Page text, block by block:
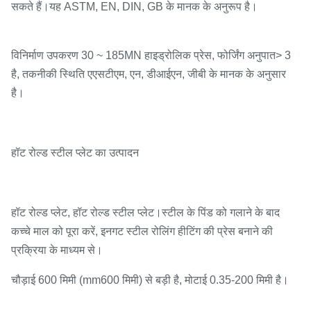
सकते हैं।यह ASTM, EN, DIN, GB के मानक के अनुरूप है।
विनिर्माण उपकरण 30 ~ 185MN हाइड्रोलिक प्रेस, फोर्जिंग अनुपात> 3
है, तकनीकी स्थिति एएसटीएम, एन, डीआईएन, जीबी के मानक के अनुसार
है।
हॉट रोल्ड स्टील प्लेट का उत्पादन
हॉट रोल्ड प्लेट, हॉट रोल्ड स्टील प्लेट।स्टील के पिंड को गलाने के बाद
कच्चे माल को पूरा करें, इनगट स्टील रोलिंग हीटिंग की प्रेस बनाने की
प्रक्रिया के माध्यम से।
चौड़ाई 600 मिमी (mm600 मिमी) से बड़ी है, मोटाई 0.35-200 मिमी है।